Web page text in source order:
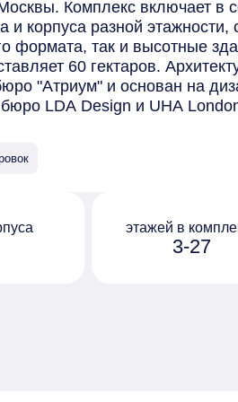
Комплекс включает в
и корпуса разной
формата, так и высотные
60 гектаров.
"Атриум" и основан на
бюро LDA Design и UHA
в комплексе - квартиры с
парк "Зелёная
которая тянется через весь
прогулочное пространство
3-27
этажей в